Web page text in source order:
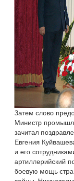
Затем слово
Министр
зачитал
Евгения
и его
артиллерийский
боевую мощь